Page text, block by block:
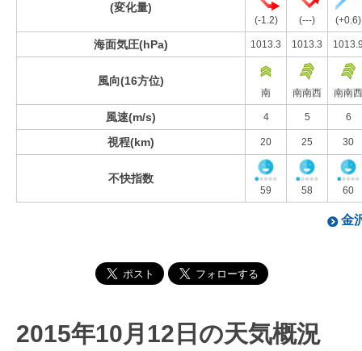
(変化量)
(-1.2) (---) (+0.6)
海面気圧(hPa) 1013.3 1013.3
風向(16方位)
南 南南西 南南西
風速(m/s) 4 5 6
視程(km) 20 25 30
不快指数
59 58 60
金
2015年10月12日の天気概況